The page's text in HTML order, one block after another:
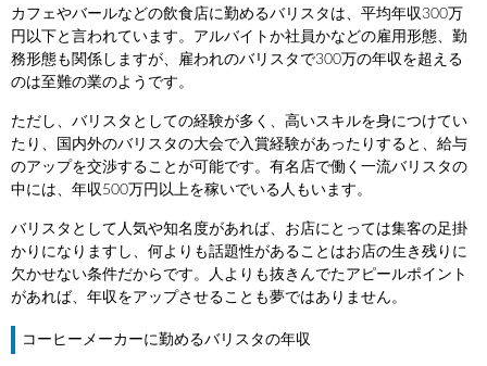
カフェやバールなどの飲食店に勤めるバリスタは、平均年収300万
円以下と言われています。アルバイトか社員かなどの雇用形態、勤
務形態も関係しますが、雇われのバリスタで300万の年収を超える
のは至難の業のようです。
ただし、バリスタとしての経験が多く、高いスキルを身につけてい
たり、国内外のバリスタの大会で入賞経験があったりすると、給与
のアップを交渉することが可能です。有名店で働く一流バリスタの
中には、年収500万円以上を稼いでいる人もいます。
バリスタとして人気や知名度があれば、お店にとっては集客の足掛
かりになりますし、何よりも話題性があることはお店の生き残りに
欠かせない条件だからです。人よりも抜きんでたアピールポイント
があれば、年収をアップさせることも夢ではありません。
コーヒーメーカーに勤めるバリスタの年収